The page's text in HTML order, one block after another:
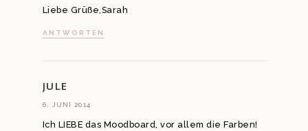
Liebe Grüße,Sarah
ANTWORTEN
JULE
6. JUNI 2014
Ich LIEBE das Moodboard, vor allem die Farben!